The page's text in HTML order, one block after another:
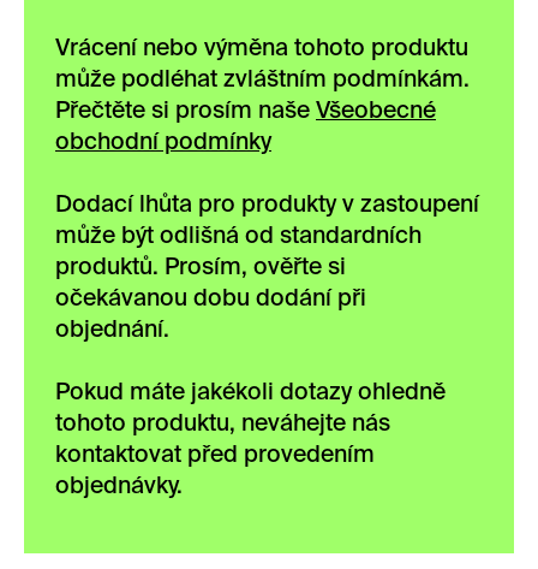
Vrácení nebo výměna tohoto produktu
může podléhat zvláštním podmínkám.
Přečtěte si prosím naše Všeobecné
obchodní podmínky
Dodací lhůta pro produkty v zastoupení
může být odlišná od standardních
produktů. Prosím, ověřte si
očekávanou dobu dodání při
objednání.
Pokud máte jakékoli dotazy ohledně
tohoto produktu, neváhejte nás
kontaktovat před provedením
objednávky.